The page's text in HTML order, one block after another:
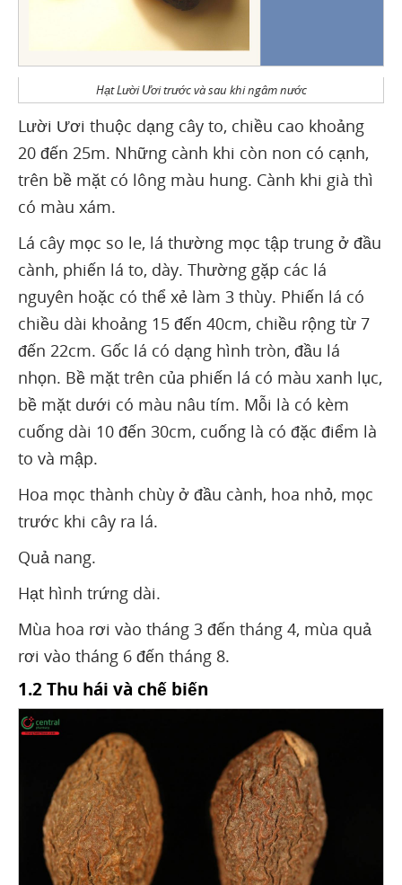
Hạt Lười Ươi trước và sau khi ngâm nước
Lười Ươi thuộc dạng cây to, chiều cao khoảng
20 đến 25m. Những cành khi còn non có cạnh,
trên bề mặt có lông màu hung. Cành khi già thì
có màu xám.
Lá cây mọc so le, lá thường mọc tập trung ở đầu
cành, phiến lá to, dày. Thường gặp các lá
nguyên hoặc có thể xẻ làm 3 thùy. Phiến lá có
chiều dài khoảng 15 đến 40cm, chiều rộng từ 7
đến 22cm. Gốc lá có dạng hình tròn, đầu lá
nhọn. Bề mặt trên của phiến lá có màu xanh lục,
bề mặt dưới có màu nâu tím. Mỗi là có kèm
cuống dài 10 đến 30cm, cuống là có đặc điểm là
to và mập.
Hoa mọc thành chùy ở đầu cành, hoa nhỏ, mọc
trước khi cây ra lá.
Quả nang.
Hạt hình trứng dài.
Mùa hoa rơi vào tháng 3 đến tháng 4, mùa quả
rơi vào tháng 6 đến tháng 8.
1.2 Thu hái và chế biến